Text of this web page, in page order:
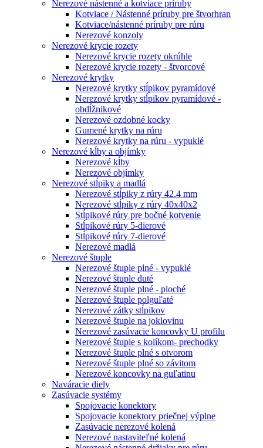
Nerezové nástenné a kotviace príruby
Kotviace / Nástenné príruby pre štvorhran
Kotviace/nástenné príruby pre rúru
Nerezové konzoly
Nerezové krycie rozety
Nerezové krycie rozety okrúhle
Nerezové krycie rozety - štvorcové
Nerezové krytky
Nerezové krytky stĺpikov pyramídové
Nerezové krytky stĺpikov pyramídové -
obdĺžnikové
Nerezové ozdobné kocky
Gumené krytky na rúru
Nerezové krytky na rúru - vypuklé
Nerezové kĺby a objímky
Nerezové kĺby
Nerezové objímky
Nerezové stĺpiky a madlá
Nerezové stĺpiky z rúry 42.4 mm
Nerezové stĺpiky z rúry 40x40x2
Stĺpikové rúry pre bočné kotvenie
Stĺpikové rúry 5-dierové
Stĺpikové rúry 7-dierové
Nerezové madlá
Nerezové štuple
Nerezové štuple plné - vypuklé
Nerezové štuple duté
Nerezové štuple plné - ploché
Nerezové štuple polguľaté
Nerezové zátky stĺpikov
Nerezové štuple na joklovinu
Nerezové zasúvacie koncovky U profilu
Nerezové štuple s kolíkom- prechodky
Nerezové štuple plné s otvorom
Nerezové štuple plné so závitom
Nerezové koncovky na guľatinu
Naváracie diely
Zasúvacie systémy
Spojovacie konektory
Spojovacie konektory priečnej výplne
Zasúvacie nerezové kolená
Nerezové nastaviteľné kolená